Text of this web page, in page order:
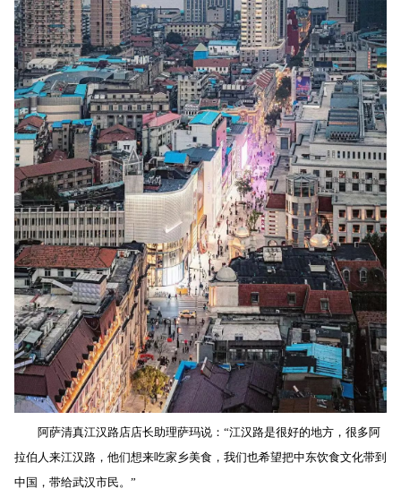
阿萨清真江汉路店店长助理萨玛说：“江汉路是很好的地方，很多阿
拉伯人来江汉路，他们想来吃家乡美食，我们也希望把中东饮食文化带到
中国，带给武汉市民。”